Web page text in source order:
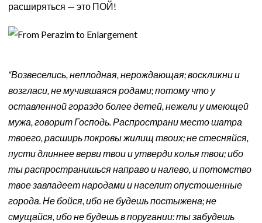
расширяться — это ПОЙ!
“Возвеселись, неплодная, нерождающая; воскликни и
возгласи, не мучившаяся родами; потому что у
оставленной гораздо более детей, нежели у имеющей
мужа, говорит Господь. Распространи место шатра
твоего, расширь покровы жилищ твоих; не стесняйся,
пусти длиннее верви твои и утверди колья твои; ибо
ты распространишься направо и налево, и потомство
твое завладеет народами и населит опустошенные
города. Не бойся, ибо не будешь постыжена; не
смущайся, ибо не будешь в поругании: ты забудешь